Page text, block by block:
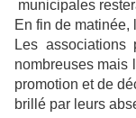
municipales
En fin de matinée,
Les
nombreuses mais
promotion et de
brillé par leurs